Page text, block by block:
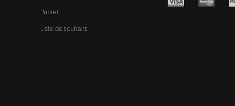
Panier
Liste de souhaits